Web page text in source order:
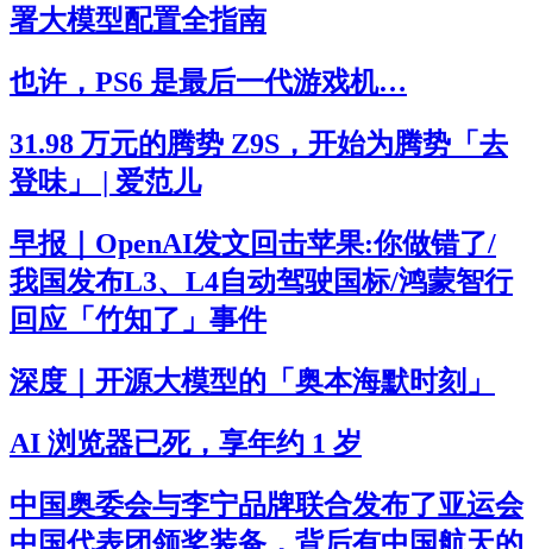
署大模型配置全指南
也许，PS6 是最后一代游戏机…
31.98 万元的腾势 Z9S，开始为腾势「去
登味」 | 爱范儿
早报｜OpenAI发文回击苹果:你做错了/
我国发布L3、L4自动驾驶国标/鸿蒙智行
回应「竹知了」事件
深度｜开源大模型的「奥本海默时刻」
AI 浏览器已死，享年约 1 岁
中国奥委会与李宁品牌联合发布了亚运会